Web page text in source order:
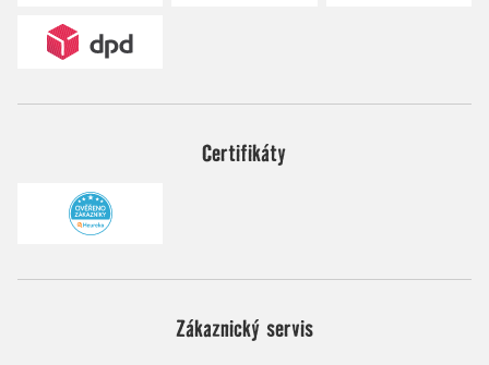
Certifikáty
Zákaznický servis